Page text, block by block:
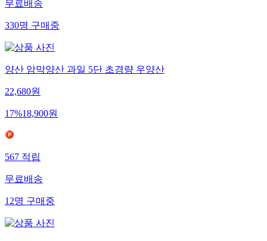
무료배송
330명구매중
양산 암막양산 과일 5단 초경량 우양산
22,680원
17%18,900원
567적립
무료배송
12명구매중